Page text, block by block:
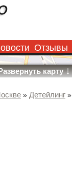
Отзывы
карту↓
» Детейлинг »